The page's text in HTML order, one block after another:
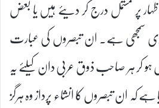
پر مشتمل درج کر دیئے ہیں یا بعض
سمجھی ہے۔ ان تبصروں کی عبارت
ہر صاحب ذوق عربی دان کیلئے یہ
ہے کہ ان تبصروں کا انشاء پرداز وہ ہرگز